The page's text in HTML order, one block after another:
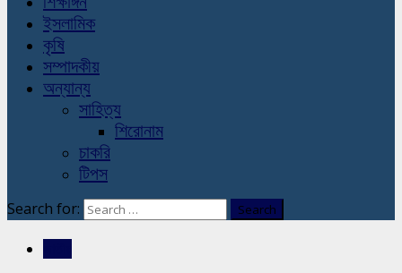
ইসলামিক
কৃষি
সম্পাদকীয়
অন্যান্য
সাহিত্য
শিরোনাম
চাকরি
টিপস
Search for: